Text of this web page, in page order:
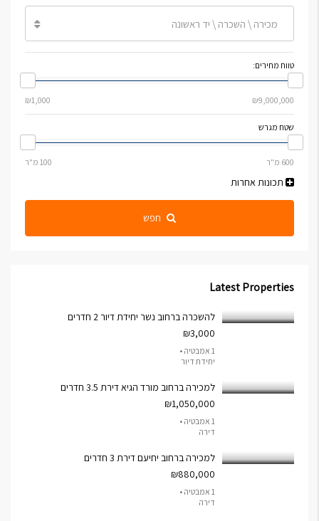
מכירה \ השכרה \ יד ראשונה
טווח מחירים:
שטח מגרש
תכונות אחרות
חפש
Latest Properties
להשכרה ברחוב נשר יחידת דיור 2 חדרים
₪3,000
1 אמבטיה •
יחידת דיור
למכירה ברחוב מורד הגיא דירת 3.5 חדרים
₪1,050,000
1 אמבטיה •
דירה
למכירה ברחוב יחיעם דירת 3 חדרים
₪880,000
1 אמבטיה •
דירה